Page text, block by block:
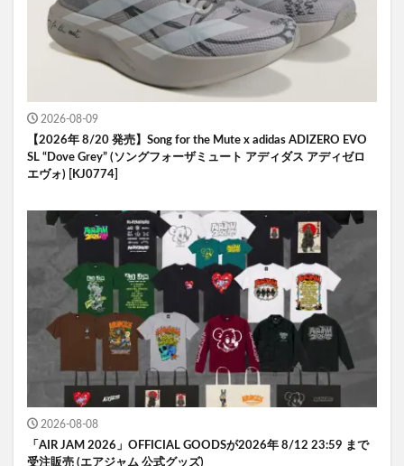
2026-08-09
【2026年 8/20 発売】Song for the Mute x adidas ADIZERO EVO
SL “Dove Grey” (ソングフォーザミュート アディダス アディゼロ
エヴォ) [KJ0774]
2026-08-08
「AIR JAM 2026」OFFICIAL GOODSが2026年 8/12 23:59 まで
受注販売 (エアジャム 公式グッズ)